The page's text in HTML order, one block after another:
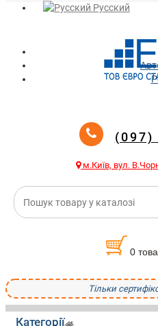
Русский
(097)
м.Київ, вул.
0
Тільки
Категорії